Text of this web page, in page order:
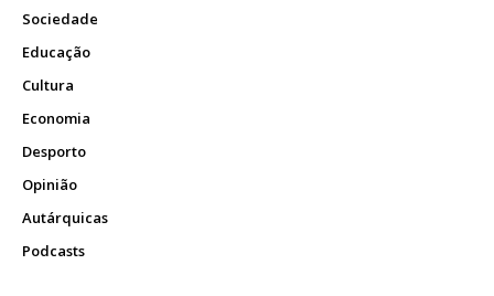
Sociedade
Educação
Cultura
Economia
Desporto
Opinião
Autárquicas
Podcasts